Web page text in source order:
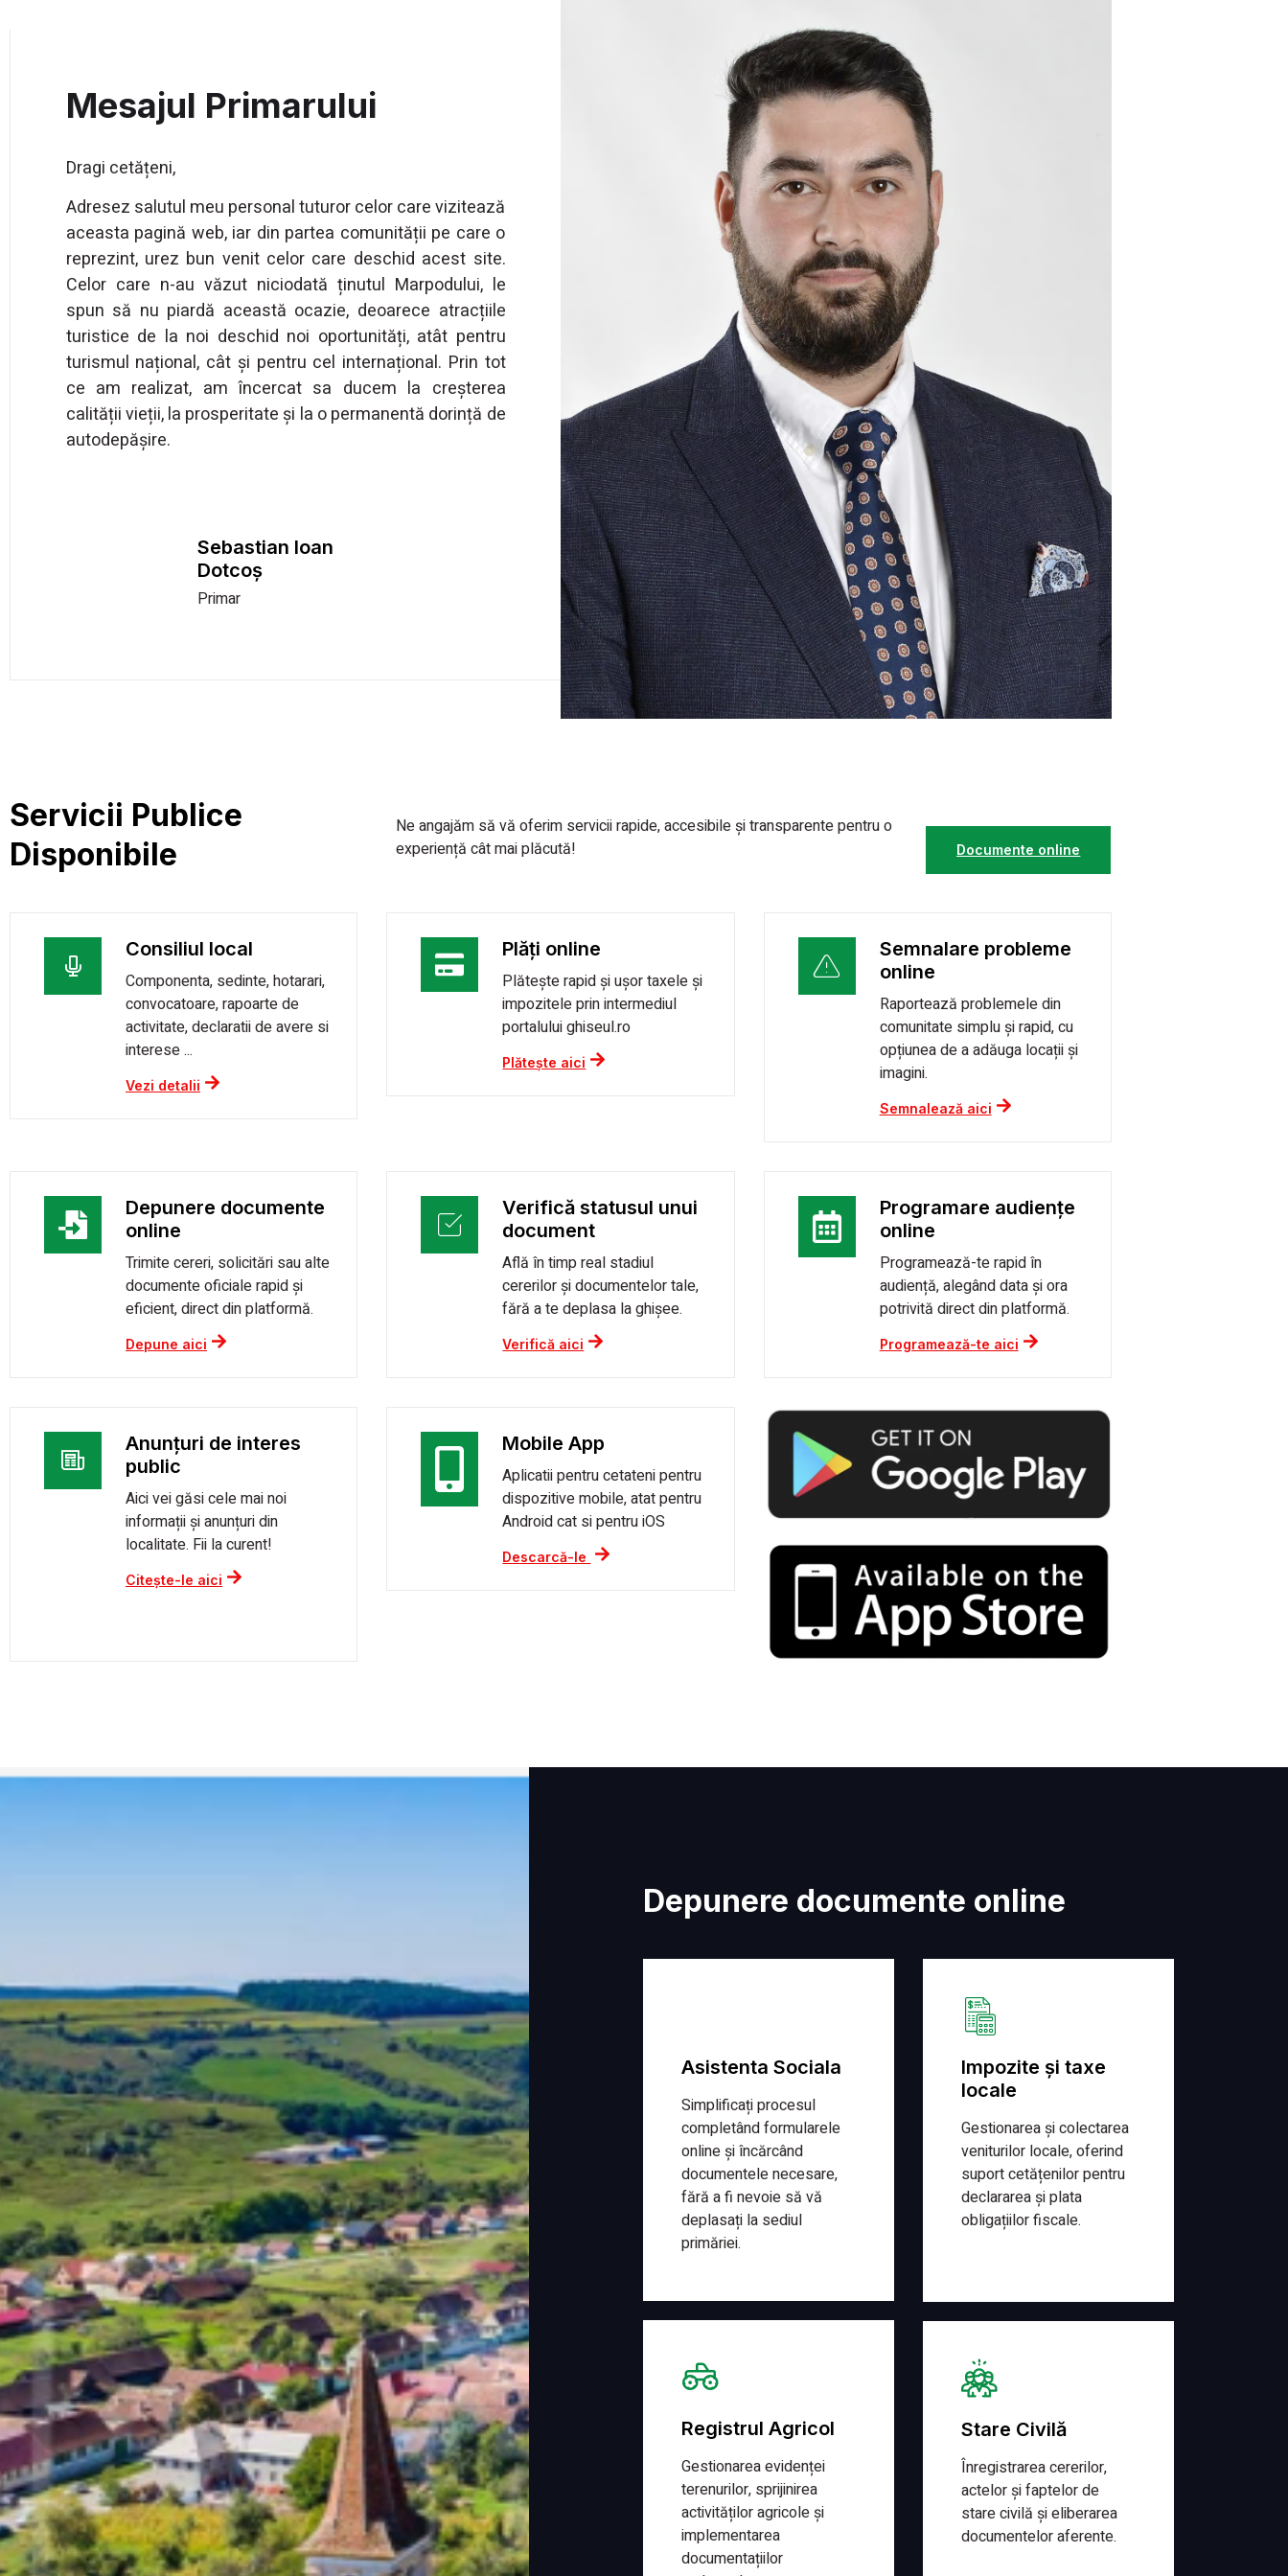
Mesajul Primarului
Dragi cetățeni,
Adresez salutul meu personal tuturor celor care vizitează
aceasta pagină web, iar din partea comunității pe care o
reprezint, urez bun venit celor care deschid acest site.
Celor care n-au văzut niciodată ținutul Marpodului, le
spun să nu piardă această ocazie, deoarece atracțiile
turistice de la noi deschid noi oportunități, atât pentru
turismul național, cât și pentru cel internațional. Prin tot
ce am realizat, am încercat sa ducem la creșterea
calității vieții, la prosperitate și la o permanentă dorință de
autodepășire.
Sebastian Ioan
Dotcoș
Primar
Servicii Publice
Disponibile
Ne angajăm să vă oferim servicii rapide, accesibile și transparente pentru o
experiență cât mai plăcută!
Documente online
Consiliul local
Componenta, sedinte, hotarari,
convocatoare, rapoarte de
activitate, declaratii de avere si
interese ...
Vezi detalii
Plăți online
Plătește rapid și ușor taxele și
impozitele prin intermediul
portalului ghiseul.ro
Plătește aici
Semnalare probleme
online
Raportează problemele din
comunitate simplu și rapid, cu
opțiunea de a adăuga locații și
imagini.
Semnalează aici
Depunere documente
online
Trimite cereri, solicitări sau alte
documente oficiale rapid și
eficient, direct din platformă.
Depune aici
Verifică statusul unui
document
Află în timp real stadiul
cererilor și documentelor tale,
fără a te deplasa la ghișee.
Verifică aici
Programare audiențe
online
Programează-te rapid în
audiență, alegând data și ora
potrivită direct din platformă.
Programează-te aici
Anunțuri de interes
public
Aici vei găsi cele mai noi
informații și anunțuri din
localitate. Fii la curent!
Citește-le aici
Mobile App
Aplicatii pentru cetateni pentru
dispozitive mobile, atat pentru
Android cat si pentru iOS
Descarcă-le
Depunere documente online
Asistenta Sociala
Simplificați procesul
completând formularele
online și încărcând
documentele necesare,
fără a fi nevoie să vă
deplasați la sediul
primăriei.
Registrul Agricol
Gestionarea evidenței
terenurilor, sprijinirea
activităților agricole și
implementarea
documentațiilor
Impozite și taxe
locale
Gestionarea și colectarea
veniturilor locale, oferind
suport cetățenilor pentru
declararea și plata
obligațiilor fiscale.
Stare Civilă
Înregistrarea cererilor,
actelor și faptelor de
stare civilă și eliberarea
documentelor aferente.